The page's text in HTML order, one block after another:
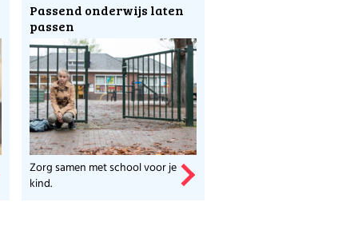
‘gezellig samen
te bezwijken onder
en gezellig
zijn je een week later
niet de
Passend onderwijs laten
passen
Zorg samen met school voor je
kind.